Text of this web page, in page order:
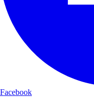
Facebook